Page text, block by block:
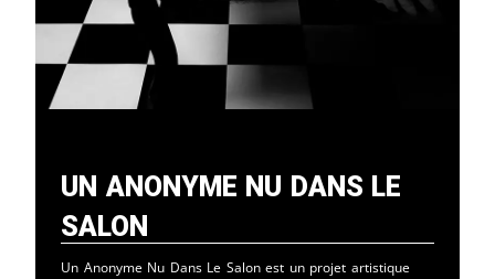
Un Anonyme Nu Dans Le
Salon
Un Anonyme Nu Dans Le Salon est un projet artistique